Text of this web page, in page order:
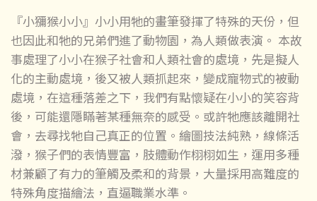
『小獼猴小小』小小用牠的畫筆發揮了特殊的天份，但
也因此和牠的兄弟們進了動物園，為人類做表演。 本故
事處理了小小在猴子社會和人類社會的處境，先是擬人
化的主動處境，後又被人類抓起來，變成寵物式的被動
處境，在這種落差之下，我們有點懷疑在小小的笑容背
後，可能還隱瞞著某種無奈的感受。或許牠應該離開社
會，去尋找牠自己真正的位置。繪圖技法純熟，線條活
潑，猴子們的表情豐富，肢體動作栩栩如生，運用多種
材兼顧了有力的筆觸及柔和的背景，大量採用高難度的
特殊角度描繪法，直逼職業水準。